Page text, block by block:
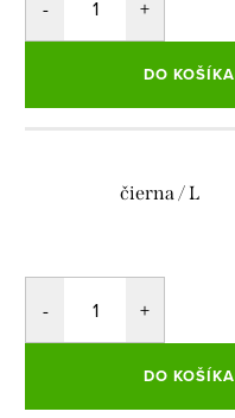
DO KOŠÍKA
čierna / L
DO KOŠÍKA